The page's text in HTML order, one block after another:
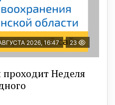
2026, 16:47 23
проходит Неделя